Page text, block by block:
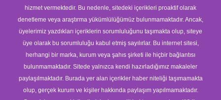
hizmet vermektedir. Bu nedenle, sitedeki içerikleri proaktif olarak
denetleme veya araştırma yükümlülüğümüz bulunmamaktadır. Ancak,
üyelerimiz yazdıkları içeriklerin sorumluluğunu taşımakta olup, siteye
üye olarak bu sorumluluğu kabul etmiş sayılırlar. Bu internet sitesi,
herhangi bir marka, kurum veya şahıs şirketi ile hiçbir bağlantısı
bulunmamaktadır. Sitede yalnızca kendi hazırladığımız makaleler
paylaşılmaktadır. Burada yer alan içerikler haber niteliği taşımamakta
olup, gerçek kurum ve kişiler hakkında paylaşım yapılmamaktadır.